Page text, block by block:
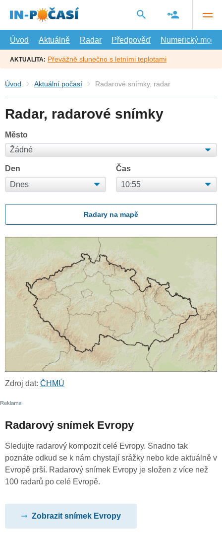
hlavní
Úvod
Aktuálně Radar Předpověď Numerický model
AKTUALITA: Převážně slunečno s letními teplotami
Úvod Aktuální počasí Radarové snímky, radar
Radar, radarové snímky
Město
Den Čas
Radary na mapě
Zdroj dat: ČHMÚ
Radarový snímek Evropy
Sledujte radarový kompozit celé Evropy. Snadno tak
poznáte odkud se k nám chystají srážky nebo kde aktuálně v
Evropě prší. Radarový snímek Evropy je složen z více než
100 radarů po celé Evropě.
Zobrazit snímek Evropy